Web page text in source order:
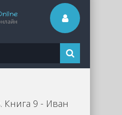
Книга 9 - Иван